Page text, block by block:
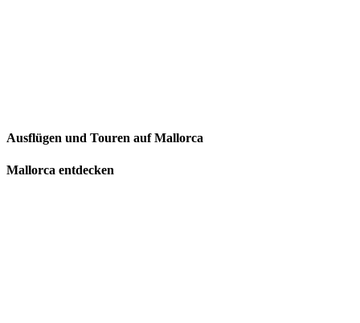
Ausflügen und Touren auf Mallorca
Mallorca entdecken